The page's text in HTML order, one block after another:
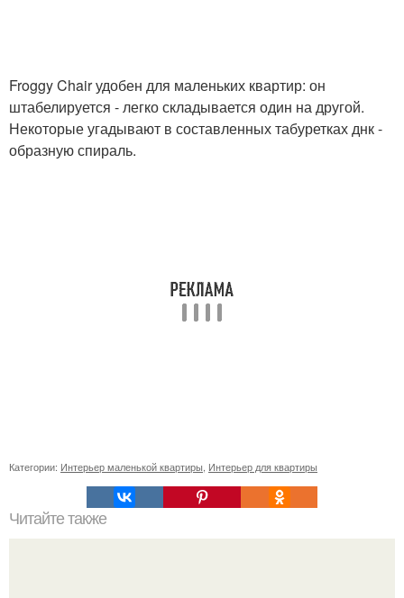
Froggy Chair удобен для маленьких квартир: он
штабелируется - легко складывается один на другой.
Некоторые угадывают в составленных табуретках днк -
образную спираль.
Категории: Интерьер маленькой квартиры Интерьер для квартиры
Читайте также